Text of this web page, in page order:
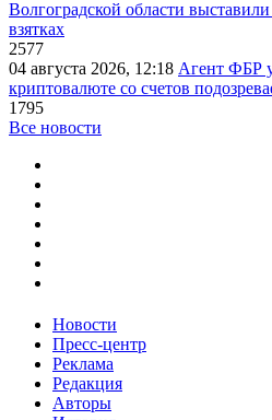
Волгоградской области
взятках
2577
04 августа 2026, 12:18 Агент ФБР
криптовалюте со счетов
1795
Все новости
Новости
Пресс-центр
Реклама
Редакция
Авторы